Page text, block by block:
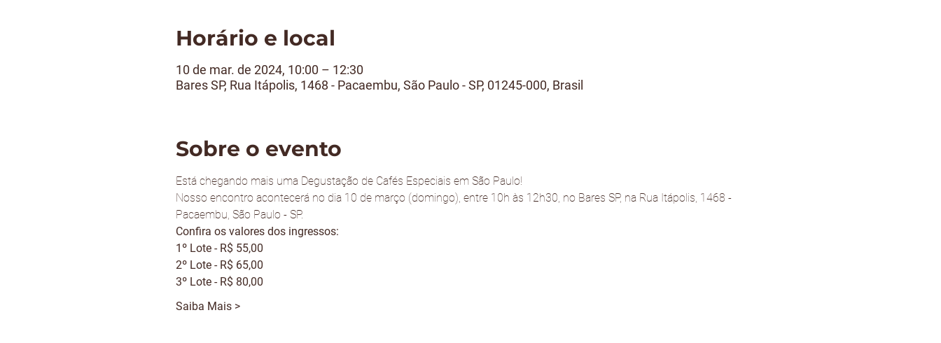
Horário e local
10 de mar. de 2024, 10:00 – 12:30
Bares SP, Rua Itápolis, 1468 - Pacaembu, São Paulo - SP, 01245-000, Brasil
Sobre o evento
Está chegando mais uma Degustação de Cafés Especiais em São Paulo!
Nosso encontro acontecerá no dia 10 de março (domingo), entre 10h às 12h30, no Bares SP, na Rua Itápolis, 1468 -
Pacaembu, São Paulo - SP.
Confira os valores dos ingressos:
1º Lote - R$ 55,00
2º Lote - R$ 65,00
3º Lote - R$ 80,00
Saiba Mais >